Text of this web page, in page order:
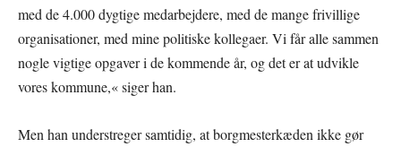
med de 4.000 dygtige medarbejdere, med de mange frivillige
organisationer, med mine politiske kollegaer. Vi får alle sammen
nogle vigtige opgaver i de kommende år, og det er at udvikle
vores kommune,« siger han.
Men han understreger samtidig, at borgmesterkæden ikke gør